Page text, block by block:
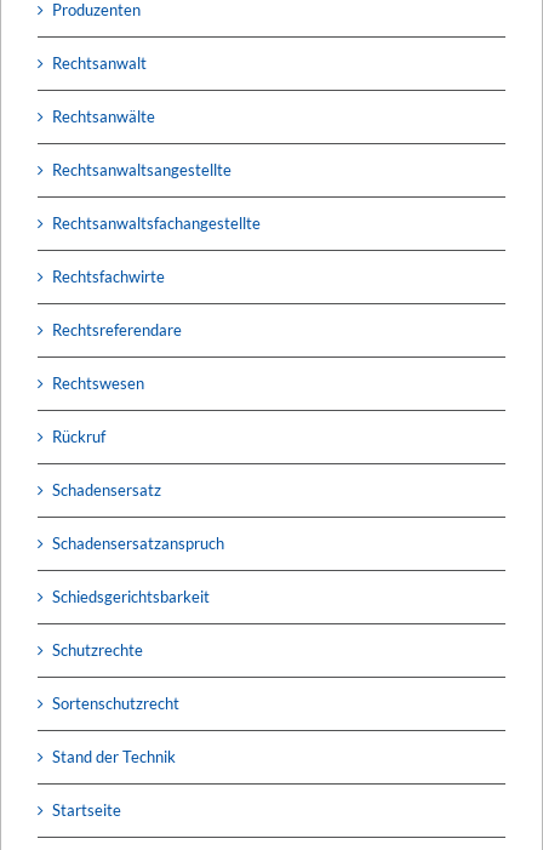
Produzenten
Rechtsanwalt
Rechtsanwälte
Rechtsanwaltsangestellte
Rechtsanwaltsfachangestellte
Rechtsfachwirte
Rechtsreferendare
Rechtswesen
Rückruf
Schadensersatz
Schadensersatzanspruch
Schiedsgerichtsbarkeit
Schutzrechte
Sortenschutzrecht
Stand der Technik
Startseite